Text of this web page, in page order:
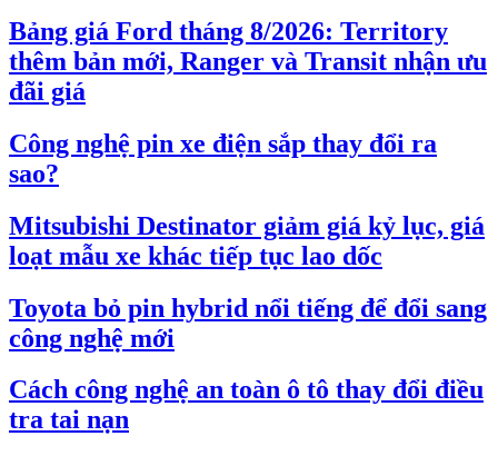
Bảng giá Ford tháng 8/2026: Territory
thêm bản mới, Ranger và Transit nhận ưu
đãi giá
Công nghệ pin xe điện sắp thay đổi ra
sao?
Mitsubishi Destinator giảm giá kỷ lục, giá
loạt mẫu xe khác tiếp tục lao dốc
Toyota bỏ pin hybrid nổi tiếng để đổi sang
công nghệ mới
Cách công nghệ an toàn ô tô thay đổi điều
tra tai nạn